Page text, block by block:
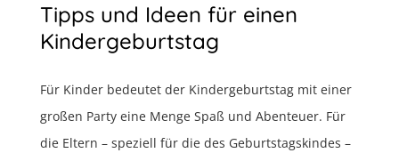
Tipps und Ideen für einen
Kindergeburtstag
Für Kinder bedeutet der Kindergeburtstag mit einer
großen Party eine Menge Spaß und Abenteuer. Für
die Eltern – speziell für die des Geburtstagskindes –